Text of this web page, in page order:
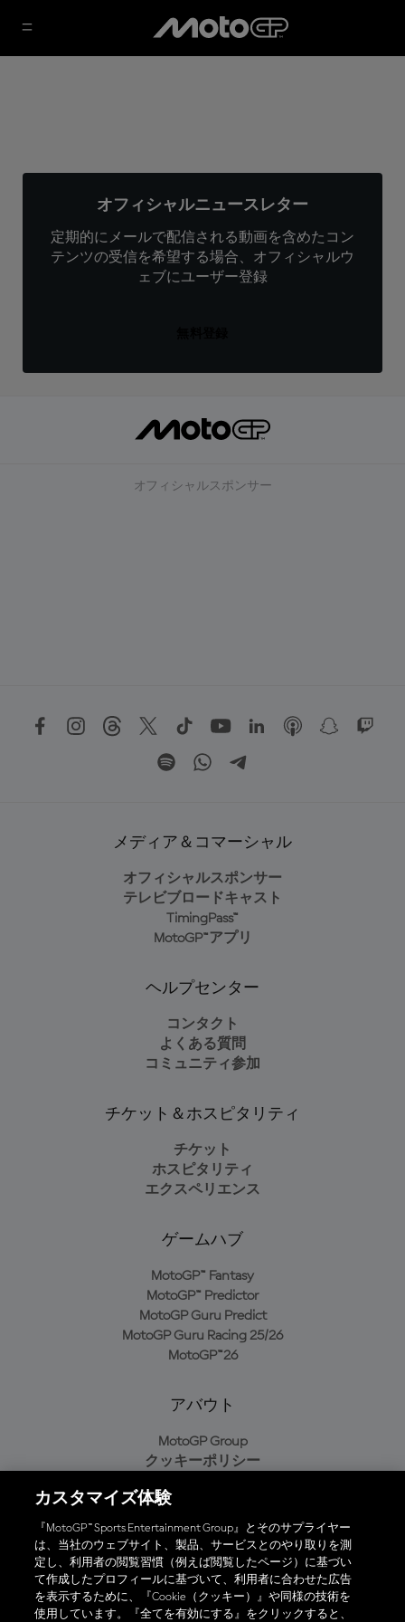
オフィシャルニュースレター
定期的にメールで配信される動画を含めたコン
テンツの受信を希望する場合、オフィシャルウ
ェブにユーザー登録
オフィシャルスポンサー
メディア＆コマーシャル
オフィシャルスポンサー
テレビブロードキャスト
TimingPass™
MotoGP™アプリ
ヘルプセンター
コンタクト
よくある質問
コミュニティ参加
チケット＆ホスピタリティ
チケット
ホスピタリティ
エクスペリエンス
ゲームハブ
MotoGP™ Fantasy
MotoGP™ Predictor
MotoGP Guru Predict
MotoGP Guru Racing 25/26
MotoGP™26
アバウト
MotoGP Group
クッキーポリシー
プライバシーポリシー
購入ポリシー
オフィシャルアプリ
カスタマイズ体験
『MotoGP™ Sports Entertainment Group』とそのサプライヤー
は、当社のウェブサイト、製品、サービスとのやり取りを測
定し、利用者の閲覧習慣（例えば閲覧したページ）に基づい
て作成したプロフィールに基づいて、利用者に合わせた広告
を表示するために、『Cookie（クッキー）』や同様の技術を
使用しています。『全てを有効にする』をクリックすると、